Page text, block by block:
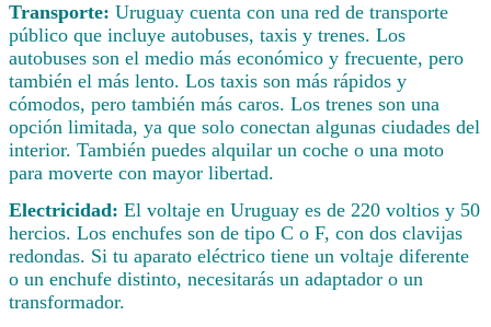
Transporte: Uruguay cuenta con una red de transporte
público que incluye autobuses, taxis y trenes. Los
autobuses son el medio más económico y frecuente, pero
también el más lento. Los taxis son más rápidos y
cómodos, pero también más caros. Los trenes son una
opción limitada, ya que solo conectan algunas ciudades del
interior. También puedes alquilar un coche o una moto
para moverte con mayor libertad.
Electricidad: El voltaje en Uruguay es de 220 voltios y 50
hercios. Los enchufes son de tipo C o F, con dos clavijas
redondas. Si tu aparato eléctrico tiene un voltaje diferente
o un enchufe distinto, necesitarás un adaptador o un
transformador.